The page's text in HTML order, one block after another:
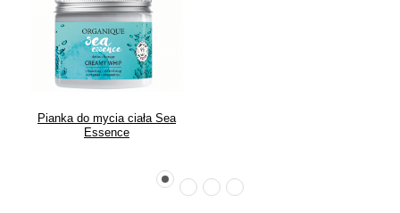
Pianka do mycia ciała Sea
Essence